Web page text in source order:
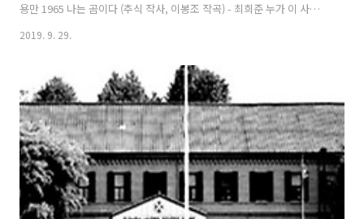
용만 1965 나는 곰이다 (추식 작사, 이봉조 작곡) - 최희준 누가 이 사람
을 모르시나요 (하운사 작사, 박춘석 작곡) - 곽순옥 불나비 (김강섭 작사,
하 (김석야 작사, 홍현걸 작곡) - 최희준 목석같은 사나이 (정민섭 작사,
작곡) - 이시스터즈 1966 초우 (박춘석 작사, 작곡) - 패티김 1967 빛과
그림자 (길옥윤 작사, 작곡) - 패티김 안개 (박현 작사, 이봉조 작곡) - 정
훈희 팔도강산 (신봉승 작사, 하기송 작곡) - 김용만 1968 구월의 노래..
2019. 9. 29.